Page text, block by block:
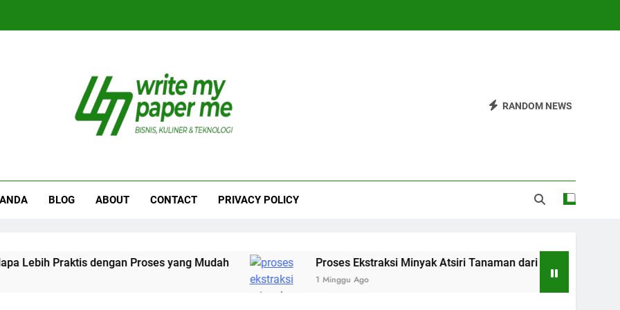
RANDOM NEWS
BLOG ABOUT CONTACT PRIVACY POLICY
Praktis dengan Proses yang Mudah Proses Ekstraksi Minyak Atsiri Tanaman dari Bahan hingga Hasil
1 Minggu Ago